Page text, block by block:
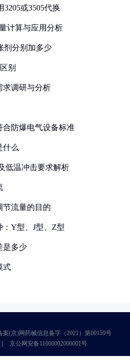
3205或3505代换
计算与应用分析
剂分别加多少
别
求调研与分析
合防爆电气设备标准
什么
低温冲击要求解析
节流量的目的
Y型、J型、Z型
是多少
式
(京)网药械信息备字（2021）第00159号
京公网安备11000002000001号